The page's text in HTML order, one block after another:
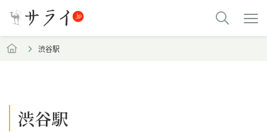
渋谷駅
渋谷駅